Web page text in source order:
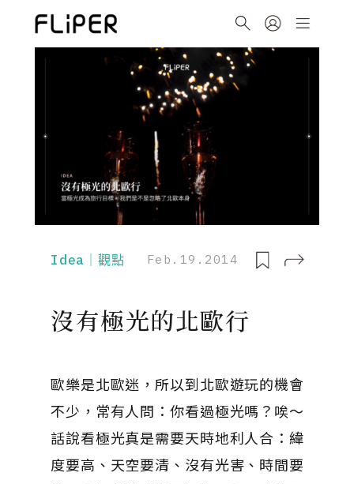
Idea｜觀點 Feb.19.2014
沒有極光的北歐行
歐樂是北歐迷，所以到北歐遊玩的機會
不少，常有人問：你看過極光嗎？唉～
話說看極光真是需要天時地利人合：緯
度要高、天空要清、沒有光害、時間要